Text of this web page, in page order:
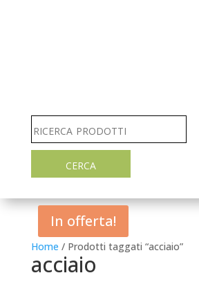
Home / Prodotti taggati “acciaio”
acciaio
In offerta!